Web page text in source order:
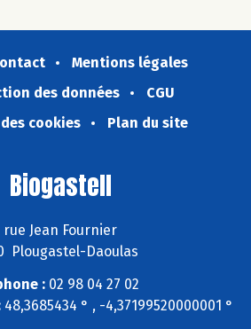
Mentions légales
des données
CGU
cookies
Plan du site
Biogastell
rue Jean Fournier
Plougastel-Daoulas
:02 98 04 27 02
48,3685434 ° , -4,37199520000001 °